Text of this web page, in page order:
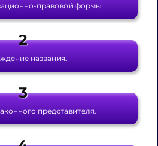
правовой формы.
названия.
представителя.